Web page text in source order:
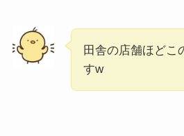
田舎の店舗ほどこ
すw